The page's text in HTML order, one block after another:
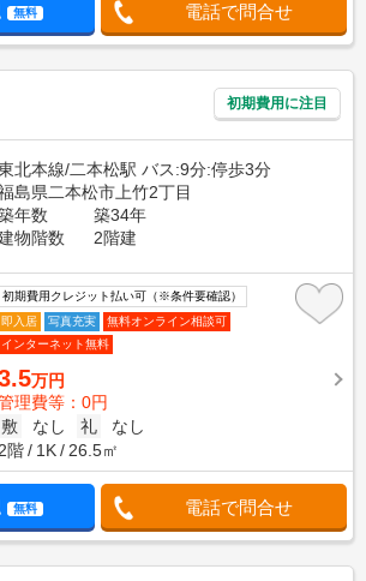
無料 電話で問合せ
初期費用に注目
北本線/二本松駅 バス:9分:停歩3分
島県二本松市上竹2丁目
年数
築34年
物階数
2階建
初期費用クレジット払い可（※条件要確認）
即入居
写真充実
無料オンライン相談可
インターネット無料
万円
理費等：0円
敷
なし 礼
なし
2階
1K 26.5㎡
無料 電話で問合せ